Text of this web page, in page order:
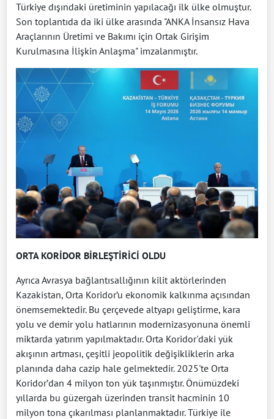
Türkiye dışındaki üretiminin yapılacağı ilk ülke olmuştur.
Son toplantıda da iki ülke arasında "ANKA İnsansız Hava
Araçlarının Üretimi ve Bakımı için Ortak Girişim
Kurulmasına İlişkin Anlaşma" imzalanmıştır.
ORTA KORİDOR BİRLEŞTİRİCİ OLDU
Ayrıca Avrasya bağlantısallığının kilit aktörlerinden
Kazakistan, Orta Koridor’u ekonomik kalkınma açısından
önemsemektedir. Bu çerçevede altyapı geliştirme, kara
yolu ve demir yolu hatlarının modernizasyonuna önemli
miktarda yatırım yapılmaktadır. Orta Koridor'daki yük
akışının artması, çeşitli jeopolitik değişikliklerin arka
planında daha cazip hale gelmektedir. 2025'te Orta
Koridor’dan 4 milyon ton yük taşınmıştır. Önümüzdeki
yıllarda bu güzergah üzerinden transit hacminin 10
milyon tona çıkarılması planlanmaktadır. Türkiye ile